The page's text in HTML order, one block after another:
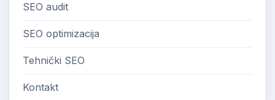
SEO audit
SEO optimizacija
Tehnički SEO
Kontakt